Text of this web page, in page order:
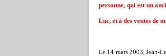
personne, qui est un
Luc, et à des ventes de
Le 14 mars 2003, Jean-